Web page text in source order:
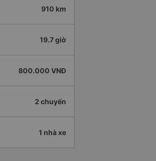
910 km
19.7 giờ
800.000 VNĐ
2 chuyến
1 nhà xe